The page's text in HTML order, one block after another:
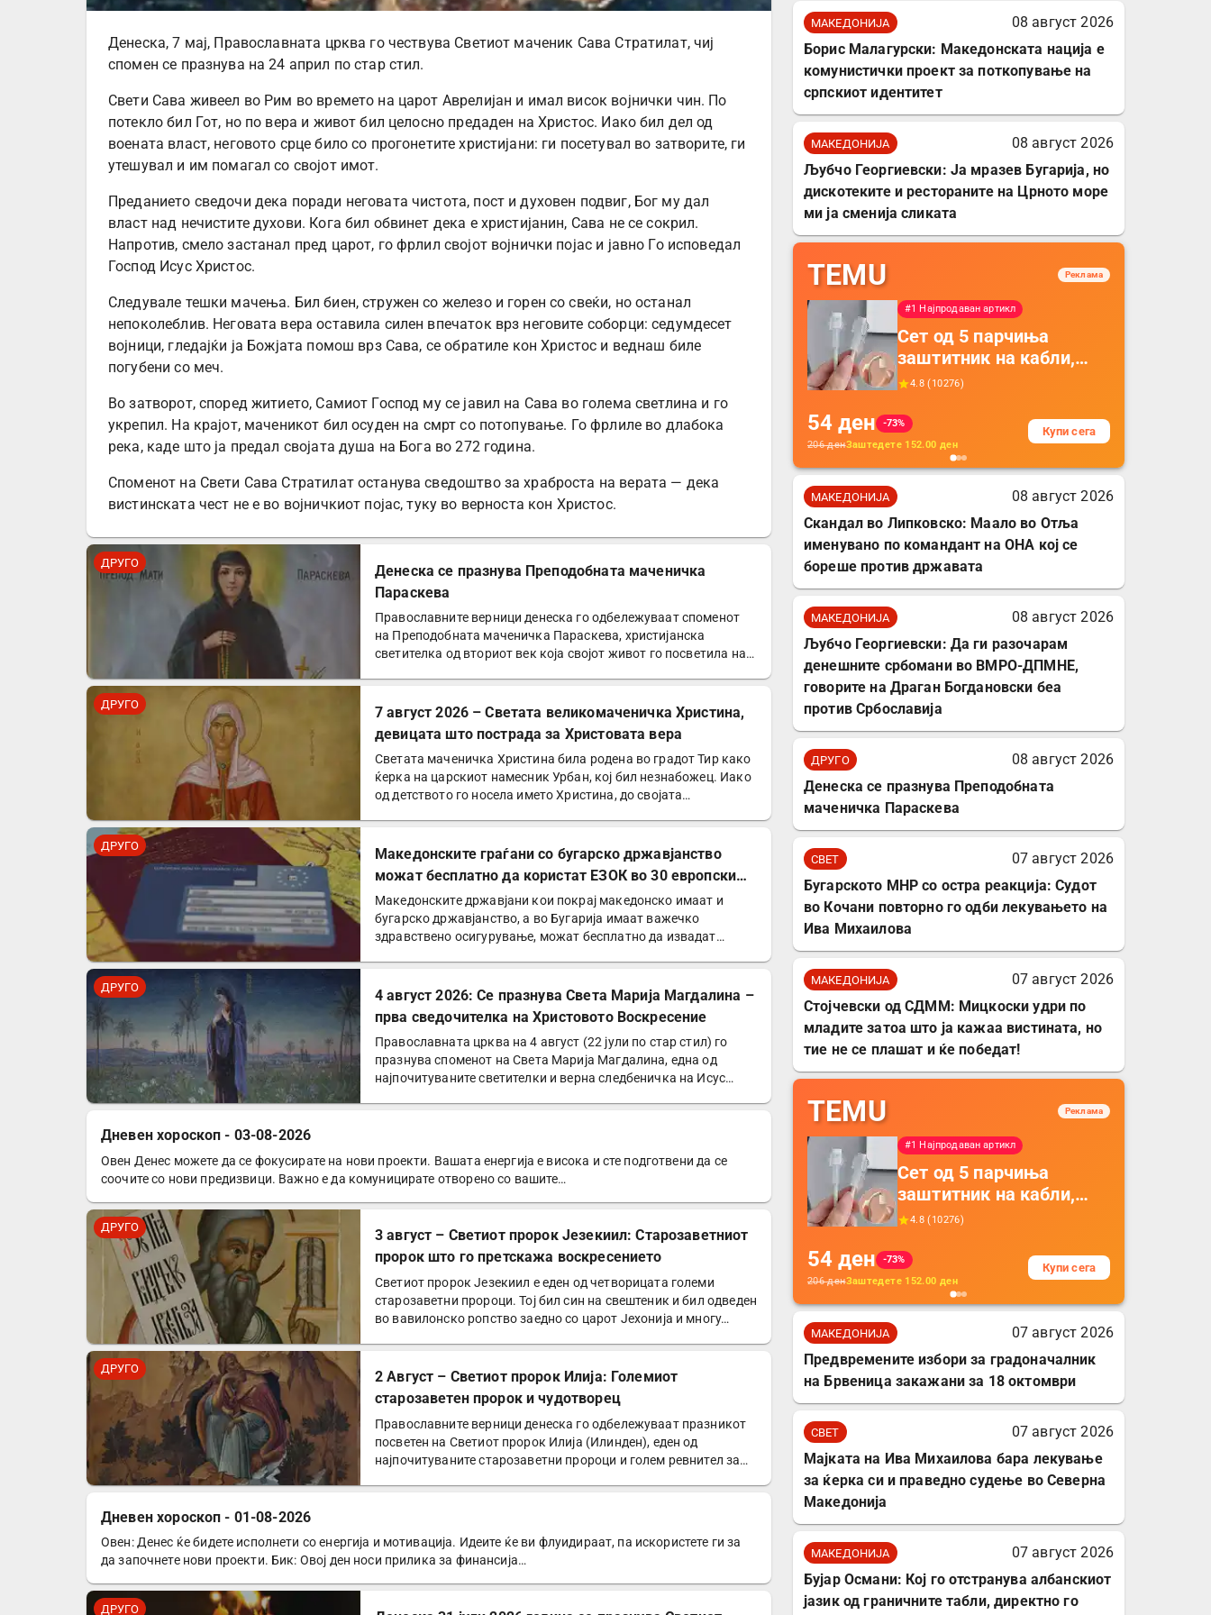
Денеска, 7 мај, Православната црква го чествува Светиот маченик Сава Стратилат, чиј
спомен се празнува на 24 април по стар стил.
Свети Сава живеел во Рим во времето на царот Аврелијан и имал висок војнички чин. По
потекло бил Гот, но по вера и живот бил целосно предаден на Христос. Иако бил дел од
воената власт, неговото срце било со прогонетите христијани: ги посетувал во затворите, ги
утешувал и им помагал со својот имот.
Преданието сведочи дека поради неговата чистота, пост и духовен подвиг, Бог му дал
власт над нечистите духови. Кога бил обвинет дека е христијанин, Сава не се сокрил.
Напротив, смело застанал пред царот, го фрлил својот војнички појас и јавно Го исповедал
Господ Исус Христос.
Следувале тешки мачења. Бил биен, стружен со железо и горен со свеќи, но останал
непоколеблив. Неговата вера оставила силен впечаток врз неговите соборци: седумдесет
војници, гледајќи ја Божјата помош врз Сава, се обратиле кон Христос и веднаш биле
погубени со меч.
Во затворот, според житието, Самиот Господ му се јавил на Сава во голема светлина и го
укрепил. На крајот, маченикот бил осуден на смрт со потопување. Го фрлиле во длабока
река, каде што ја предал својата душа на Бога во 272 година.
Споменот на Свети Сава Стратилат останува сведоштво за храброста на верата — дека
вистинската чест не е во војничкиот појас, туку во верноста кон Христос.
ДРУГО
Денеска се празнува Преподобната маченичка
Параскева
Православните верници денеска го одбележуваат споменот
на Преподобната маченичка Параскева, христијанска
светителка од вториот век која својот живот го посветила на…
ДРУГО
7 август 2026 – Светата великомаченичка Христина,
девицата што пострада за Христовата вера
Светата маченичка Христина била родена во градот Тир како
ќерка на царскиот намесник Урбан, кој бил незнабожец. Иако
од детството го носела името Христина, до својата…
ДРУГО
Mакедонските граѓани со бугарско државјанство
можат бесплатно да користат ЕЗОК во 30 европски
земји
Македонските државјани кои покрај македонско имаат и
бугарско државјанство, а во Бугарија имаат важечко
здравствено осигурување, можат бесплатно да извадат
ДРУГО
4 август 2026: Се празнува Света Марија Магдалина –
прва сведочителка на Христовото Воскресение
Православната црква на 4 август (22 јули по стар стил) го
празнува споменот на Света Марија Магдалина, една од
најпочитуваните светителки и верна следбеничка на Исус…
ДРУГО
Дневен хороскоп - 03-08-2026
Овен Денес можете да се фокусирате на нови проекти. Вашата енергија е висока и сте подготвени да се
соочите со нови предизвици. Важно е да комуницирате отворено со вашите…
ДРУГО
3 август – Светиот пророк Језекиил: Старозаветниот
пророк што го претскажа воскресението
Светиот пророк Језекиил е еден од четворицата големи
старозаветни пророци. Тој бил син на свештеник и бил одведен
во вавилонско ропство заедно со царот Јехонија и многу…
ДРУГО
2 Август – Светиот пророк Илија: Големиот
старозаветен пророк и чудотворец
Православните верници денеска го одбележуваат празникот
посветен на Светиот пророк Илија (Илинден), еден од
најпочитуваните старозаветни пророци и голем ревнител за…
ДРУГО
Дневен хороскоп - 01-08-2026
Овен: Денес ќе бидете исполнети со енергија и мотивација. Идеите ќе ви флуидираат, па искористете ги за
да започнете нови проекти. Бик: Овој ден носи прилика за финансија…
ДРУГО
МАКЕДОНИЈА
08 август 2026
Борис Малагурски: Македонската нација е
комунистички проект за поткопување на
српскиот идентитет
МАКЕДОНИЈА
08 август 2026
Љубчо Георгиевски: Ја мразев Бугарија, но
дискотеките и рестораните на Црното море
ми ја сменија сликата
TEMU Реклама
#1 Најпродаван артикл
Сет од 5 парчиња
заштитник на кабли,
прекривка за заштита
додатоци за заштита на
кабли, без батерија, за
мобилни телефони,
комплет за заштита на
4.8 (10276)
54 ден
-73%
206денЗаштедете 152.00 ден
Купи сега
МАКЕДОНИЈА
08 август 2026
Скандал во Липковско: Маало во Отља
именувано по командант на ОНА кој се
бореше против државата
МАКЕДОНИЈА
08 август 2026
Љубчо Георгиевски: Да ги разочарам
денешните србомани во ВМРО-ДПМНЕ,
говорите на Драган Богдановски беа
против Србославија
ДРУГО
08 август 2026
Денеска се празнува Преподобната
маченичка Параскева
СВЕТ
07 август 2026
Бугарското МНР со остра реакција: Судот
во Кочани повторно го одби лекувањето на
Ива Михаилова
МАКЕДОНИЈА
07 август 2026
Стојчевски од СДММ: Мицкоски удри по
младите затоа што ја кажаа вистината, но
тие не се плашат и ќе победат!
TEMU Реклама
#1 Најпродаван артикл
Сет од 5 парчиња
заштитник на кабли,
прекривка за заштита
додатоци за заштита на
кабли, без батерија, за
мобилни телефони,
комплет за заштита на
4.8 (10276)
54 ден
-73%
206денЗаштедете 152.00 ден
Купи сега
МАКЕДОНИЈА
07 август 2026
Предвремените избори за градоначалник
на Брвеница закажани за 18 октомври
СВЕТ
07 август 2026
Мајката на Ива Михаилова бара лекување
за ќерка си и праведно судење во Северна
Македонија
МАКЕДОНИЈА
07 август 2026
Бујар Османи: Кој го отстранува албанскиот
јазик од граничните табли, директно го